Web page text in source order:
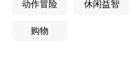
动作冒险 休闲益智
购物